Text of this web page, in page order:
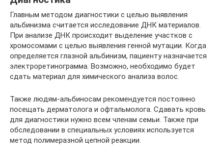
Главным методом диагностики с целью выявления
альбинизма считается исследование ДНК материалов.
При анализе ДНК происходит выделение участков с
хромосомами с целью выявления генной мутации. Когда
определяется глазной альбинизм, пациенту назначается
электроретинограмма. Возможно, необходимо будет
сдать материал для химического анализа волос.
Также людям-альбиносам рекомендуется постоянно
посещать дерматолога и офтальмолога. Сдавать кровь
для диагностики нужно всем членам семьи. Также при
обследовании в специальных условиях используется
метод полимеразной цепной реакции.